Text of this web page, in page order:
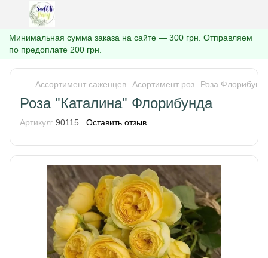
Минимальная сумма заказа на сайте — 300 грн. Отправляем
по предоплате 200 грн.
Ассортимент саженцев Асортимент роз Роза
Роза "Каталина" Флорибунда
Артикул: 90115 Оставить отзыв